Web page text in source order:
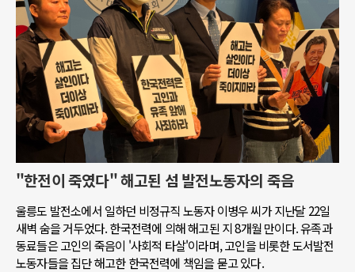
"한전이 죽였다" 해고된 섬 발전노동자의 죽음
울릉도 발전소에서 일하던 비정규직 노동자 이병우 씨가 지난달 22일
새벽 숨을 거두었다. 한국전력에 의해 해고된 지 8개월 만이다. 유족과
동료들은 고인의 죽음이 '사회적 타살'이라며, 고인을 비롯한 도서발전
노동자들을 집단 해고한 한국전력에 책임을 묻고 있다.